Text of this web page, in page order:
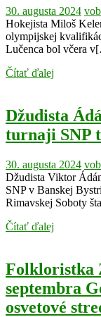
30. augusta 2024
Hokejista Miloš
olympijskej
Lučenca bol včera
Čítať ďalej
Džudista
turnaji SNP
30. augusta 2024
Džudista Viktor
SNP v Banskej
Rimavskej Soboty
Čítať ďalej
Folkloristka
septembra
osvetové